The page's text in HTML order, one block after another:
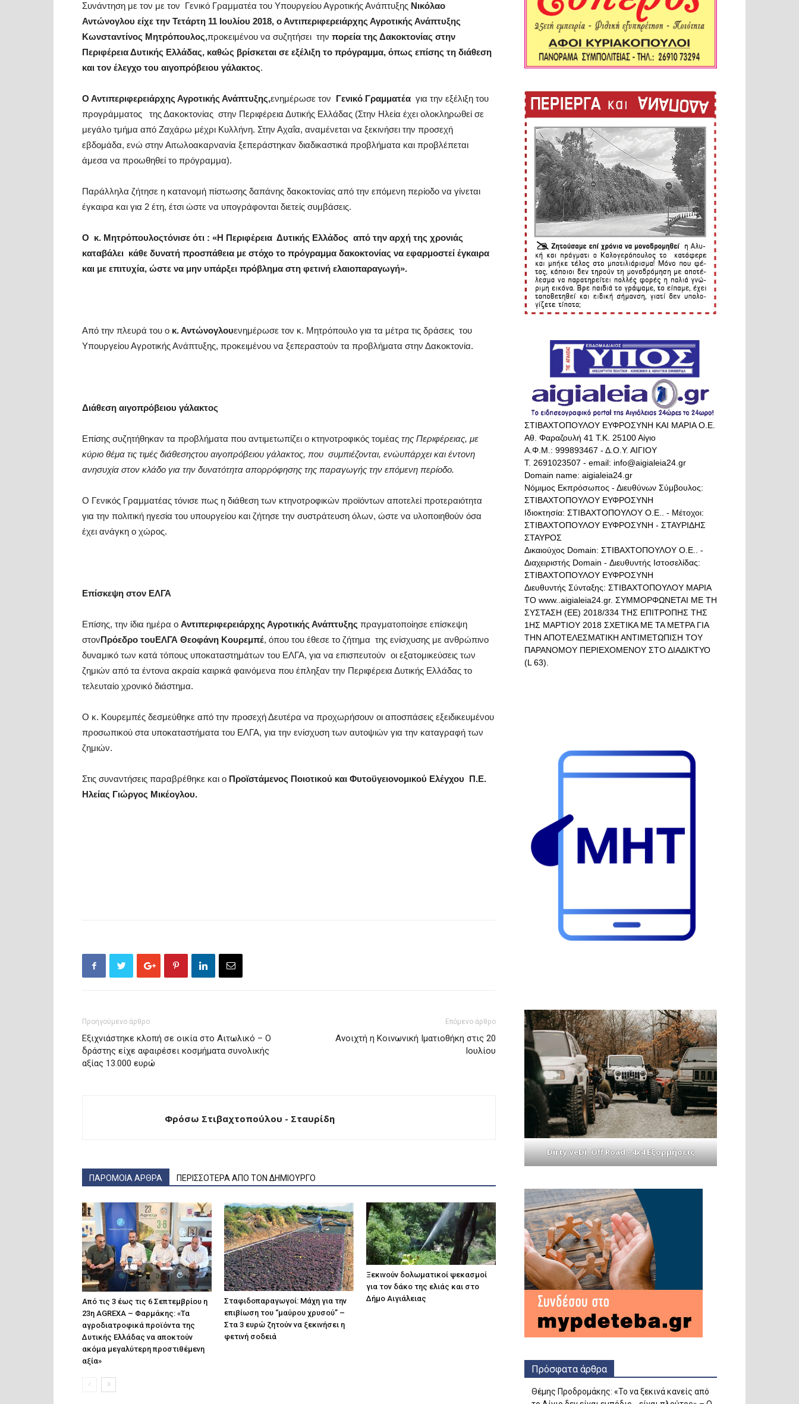
Συνάντηση με τον με τον Γενικό Γραμματέα του Υπουργείου Αγροτικής Ανάπτυξης Νικόλαο
Αντώνογλου είχε την Τετάρτη 11 Ιουλίου 2018, ο Αντιπεριφερειάρχης Αγροτικής Ανάπτυξης
Κωνσταντίνος Μητρόπουλος,προκειμένου να συζητήσει την πορεία της Δακοκτονίας στην
Περιφέρεια Δυτικής Ελλάδας, καθώς βρίσκεται σε εξέλιξη το πρόγραμμα, όπως επίσης τη διάθεση
και τον έλεγχο του αιγοπρόβειου γάλακτος.
Ο Αντιπεριφερειάρχης Αγροτικής Ανάπτυξης,ενημέρωσε τον Γενικό Γραμματέα για την εξέλιξη του
προγράμματος της Δακοκτονίας στην Περιφέρεια Δυτικής Ελλάδας (Στην Ηλεία έχει ολοκληρωθεί σε
μεγάλο τμήμα από Ζαχάρω μέχρι Κυλλήνη. Στην Αχαΐα, αναμένεται να ξεκινήσει την προσεχή
εβδομάδα, ενώ στην Αιτωλοακαρνανία ξεπεράστηκαν διαδικαστικά προβλήματα και προβλέπεται
άμεσα να προωθηθεί το πρόγραμμα).
Παράλληλα ζήτησε η κατανομή πίστωσης δαπάνης δακοκτονίας από την επόμενη περίοδο να γίνεται
έγκαιρα και για 2 έτη, έτσι ώστε να υπογράφονται διετείς συμβάσεις.
Ο κ. Μητρόπουλοςτόνισε ότι : «Η Περιφέρεια Δυτικής Ελλάδος από την αρχή της χρονιάς
καταβάλει κάθε δυνατή προσπάθεια με στόχο το πρόγραμμα δακοκτονίας να εφαρμοστεί έγκαιρα
και με επιτυχία, ώστε να μην υπάρξει πρόβλημα στη φετινή ελαιοπαραγωγή».
Από την πλευρά του ο κ. Αντώνογλουενημέρωσε τον κ. Μητρόπουλο για τα μέτρα τις δράσεις του
Υπουργείου Αγροτικής Ανάπτυξης, προκειμένου να ξεπεραστούν τα προβλήματα στην Δακοκτονία.
Διάθεση αιγοπρόβειου γάλακτος
Επίσης συζητήθηκαν τα προβλήματα που αντιμετωπίζει ο κτηνοτροφικός τομέας της Περιφέρειας, με
κύριο θέμα τις τιμές διάθεσηςτου αιγοπρόβειου γάλακτος, που συμπιέζονται, ενώυπάρχει και έντονη
ανησυχία στον κλάδο για την δυνατότητα απορρόφησης της παραγωγής την επόμενη περίοδο.
Ο Γενικός Γραμματέας τόνισε πως η διάθεση των κτηνοτροφικών προϊόντων αποτελεί προτεραιότητα
για την πολιτική ηγεσία του υπουργείου και ζήτησε την συστράτευση όλων, ώστε να υλοποιηθούν όσα
έχει ανάγκη ο χώρος.
Επίσκεψη στον ΕΛΓΑ
Επίσης, την ίδια ημέρα ο Αντιπεριφερειάρχης Αγροτικής Ανάπτυξης πραγματοποίησε επίσκεψη
στονΠρόεδρο τουΕΛΓΑ Θεοφάνη Κουρεμπέ, όπου του έθεσε το ζήτημα της ενίσχυσης με ανθρώπινο
δυναμικό των κατά τόπους υποκαταστημάτων του ΕΛΓΑ, για να επισπευτούν οι εξατομικεύσεις των
ζημιών από τα έντονα ακραία καιρικά φαινόμενα που έπληξαν την Περιφέρεια Δυτικής Ελλάδας το
τελευταίο χρονικό διάστημα.
Ο κ. Κουρεμπές δεσμεύθηκε από την προσεχή Δευτέρα να προχωρήσουν οι αποσπάσεις εξειδικευμένου
προσωπικού στα υποκαταστήματα του ΕΛΓΑ, για την ενίσχυση των αυτοψιών για την καταγραφή των
ζημιών.
Στις συναντήσεις παραβρέθηκε και ο Προϊστάμενος Ποιοτικού και Φυτοϋγειονομικού Ελέγχου Π.Ε.
Ηλείας Γιώργος Μικέογλου.
Προηγούμενο άρθρο
Εξιχνιάστηκε κλοπή σε οικία στο Αιτωλικό – Ο
δράστης είχε αφαιρέσει κοσμήματα συνολικής
αξίας 13.000 ευρώ
Επόμενο άρθρο
Ανοιχτή η Κοινωνική Ιματιοθήκη στις 20
Ιουλίου
Φρόσω Στιβαχτοπούλου - Σταυρίδη
ΠΑΡΟΜΟΙΑ ΑΡΘΡΑ ΠΕΡΙΣΣΟΤΕΡΑ ΑΠΟ ΤΟΝ ΔΗΜΙΟΥΡΓΟ
Από τις 3 έως τις 6 Σεπτεμβρίου η
23η AGREXA – Φαρμάκης: «Τα
αγροδιατροφικά προϊόντα της
Δυτικής Ελλάδας να αποκτούν
ακόμα μεγαλύτερη προστιθέμενη
αξία»
Σταφιδοπαραγωγοί: Μάχη για την
επιβίωση του “μαύρου χρυσού” –
Στα 3 ευρώ ζητούν να ξεκινήσει η
φετινή σοδειά
Ξεκινούν δολωματικοί ψεκασμοί
για τον δάκο της ελιάς και στο
Δήμο Αιγιάλειας
ΣΤΙΒΑΧΤΟΠΟΥΛΟΥ ΕΥΦΡΟΣΥΝΗ ΚΑΙ ΜΑΡΙΑ Ο.Ε.
Αθ. Φαραζουλή 41 Τ.Κ. 25100 Αίγιο
Α.Φ.Μ.: 999893467 - Δ.Ο.Υ. ΑΙΓΙΟΥ
Τ. 2691023507 - email: info@aigialeia24.gr
Domain name: aigialeia24.gr
Νόμιμος Εκπρόσωπος - Διευθύνων Σύμβουλος:
ΣΤΙΒΑΧΤΟΠΟΥΛΟΥ ΕΥΦΡΟΣΥΝΗ
Ιδιοκτησία: ΣΤΙΒΑΧΤΟΠΟΥΛΟΥ Ο.Ε.. - Μέτοχοι:
ΣΤΙΒΑΧΤΟΠΟΥΛΟΥ ΕΥΦΡΟΣΥΝΗ - ΣΤΑΥΡΙΔΗΣ
ΣΤΑΥΡΟΣ
Δικαιούχος Domain: ΣΤΙΒΑΧΤΟΠΟΥΛΟΥ Ο.Ε.. -
Διαχειριστής Domain - Διευθυντής Ιστοσελίδας:
ΣΤΙΒΑΧΤΟΠΟΥΛΟΥ ΕΥΦΡΟΣΥΝΗ
Διευθυντής Σύνταξης: ΣΤΙΒΑΧΤΟΠΟΥΛΟΥ ΜΑΡΙΑ
ΤΟ www..aigialeia24.gr. ΣΥΜΜΟΡΦΩΝΕΤΑΙ ΜΕ ΤΗ
ΣΥΣΤΑΣΗ (ΕΕ) 2018/334 ΤΗΣ ΕΠΙΤΡΟΠΗΣ ΤΗΣ
1ΗΣ ΜΑΡΤΙΟΥ 2018 ΣΧΕΤΙΚΑ ΜΕ ΤΑ ΜΕΤΡΑ ΓΙΑ
ΤΗΝ ΑΠΟΤΕΛΕΣΜΑΤΙΚΗ ΑΝΤΙΜΕΤΩΠΙΣΗ ΤΟΥ
ΠΑΡΑΝΟΜΟΥ ΠΕΡΙΕΧΟΜΕΝΟΥ ΣΤΟ ΔΙΑΔΙΚΤΥΟ
(L 63).
Dirty VeDi, Off Road - 4x4 Εξορμήσεις
Πρόσφατα άρθρα
Θέμης Προδρομάκης: «Το να ξεκινά κανείς από